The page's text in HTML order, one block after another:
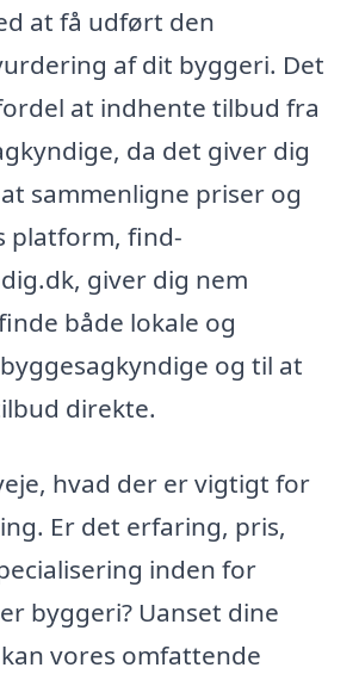
at få udført den
af dit byggeri. Det
at indhente tilbud fra
da det giver dig
sammenligne priser og
platform, find-
giver dig nem
både lokale og
og til at
direkte.
hvad der er vigtigt for
Er det erfaring, pris,
inden for
byggeri? Uanset dine
vores omfattende